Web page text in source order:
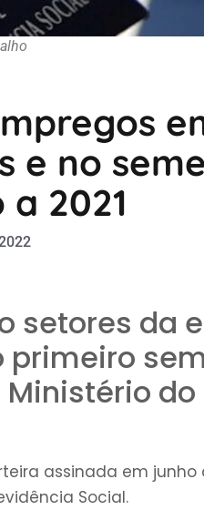
e no
2021
setores da
primeiro
assinada em
Social.